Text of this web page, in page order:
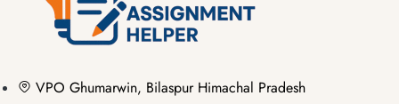
VPO Ghumarwin, Bilaspur Himachal Pradesh